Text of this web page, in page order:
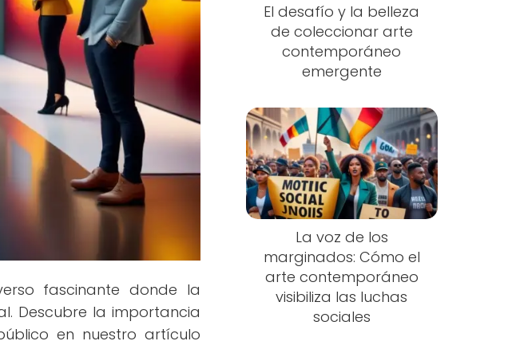
fascinante donde la
Descubre la importancia
en nuestro artículo
El desafío y la belleza
de coleccionar arte
contemporáneo
emergente
La voz de los
marginados: Cómo el
arte contemporáneo
visibiliza las luchas
sociales